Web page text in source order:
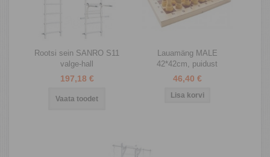
Rootsi sein SANRO S11
valge-hall
197,18 €
Vaata toodet
Lauamäng MALE
42*42cm, puidust
46,40 €